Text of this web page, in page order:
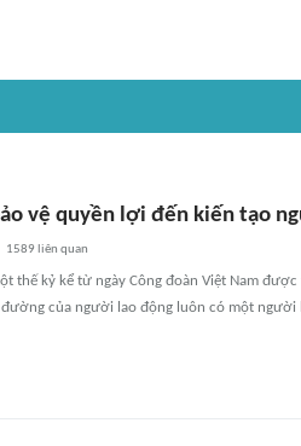
vệ quyền lợi đến kiến tạo
1589 liên quan
thế kỷ kể từ ngày Công đoàn Việt Nam
của người lao động luôn có một người